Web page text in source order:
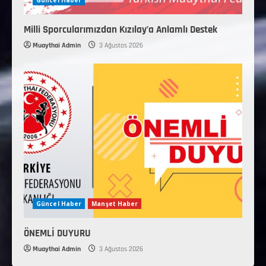
Milli Sporcularımızdan Kızılay’a Anlamlı Destek
Muaythai Admin 3 Ağustos 2026
Güncel Haber Manşet Haber
ÖNEMLİ DUYURU
Muaythai Admin 3 Ağustos 2026